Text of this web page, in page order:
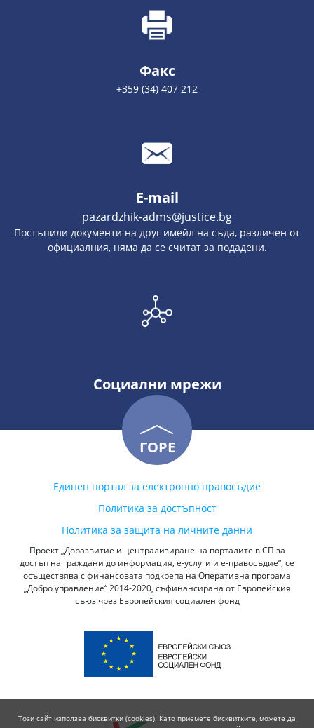
Факс
+359 (34) 407 212
E-mail
pazardzhik-adms@justice.bg
Постъпили документи на друг имейл на съда, различен от
официалния, няма да се считат за подадени.
Социални мрежи
ГОРЕ
Единен портал за електронно правосъдие
Политика за достъпност
Политика за защита на личните данни
Проект „Доразвитие и централизиране на порталите в СП за
достъп на граждани до информация, е-услуги и е-правосъдие“, се
осъществява с финансовата подкрепа на Оперативна програма
„Добро управление“ 2014-2020, съфинансирана от Европейския
съюз чрез Европейския социален фонд
Този сайт използва бисквитки (cookies). Като приемете бисквитките, можете да